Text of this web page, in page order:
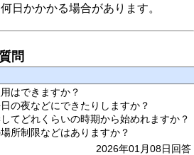
日かかかる場合があります。
問
はできますか？
の夜などにできたりしますか？
てどれくらいの時期から始めれますか？
所制限などはありますか？
2026年01月08日回答